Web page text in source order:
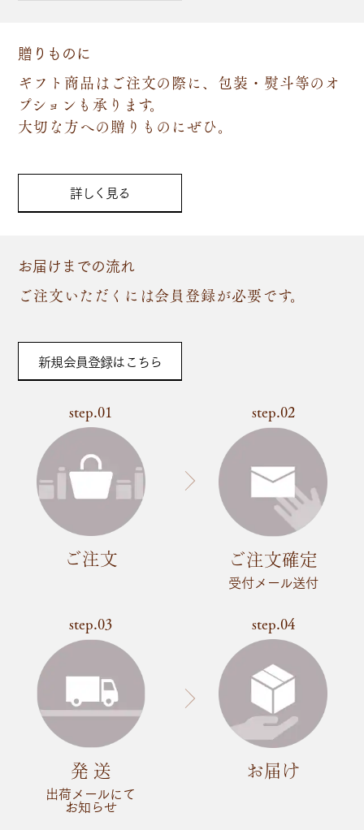
贈りものに
ギフト商品はご注文の際に、包装・熨斗等のオ
プションも承ります。
大切な方への贈りものにぜひ。
詳しく見る
お届けまでの流れ
ご注文いただくには会員登録が必要です。
新規会員登録はこちら
step.01
ご注文
step.02
ご注文確定
受付メール送付
step.03
発 送
出荷メールにて
お知らせ
step.04
お届け